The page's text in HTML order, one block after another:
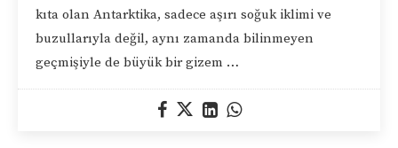
kıta olan Antarktika, sadece aşırı soğuk iklimi ve
buzullarıyla değil, aynı zamanda bilinmeyen
geçmişiyle de büyük bir gizem …